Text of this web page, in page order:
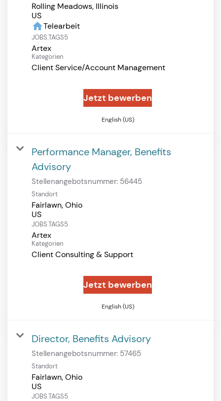
Rolling Meadows, Illinois
homeTelearbeit
JOBS.TAGS5
Artex
Kategorien
Client Service/Account Management
Jetzt bewerben
English (US)
Performance Manager, Benefits
Advisory
Stellenangebotsnummer: 56445
Standort
Fairlawn, Ohio
JOBS.TAGS5
Artex
Kategorien
Client Consulting & Support
Jetzt bewerben
English (US)
Director, Benefits Advisory
Stellenangebotsnummer: 57465
Standort
Fairlawn, Ohio
JOBS.TAGS5